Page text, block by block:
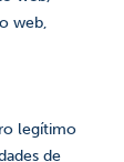
web,
legítimo
de